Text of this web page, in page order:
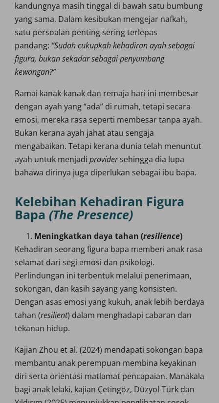
kandungnya masih tinggal di bawah satu bumbung
yang sama. Dalam kesibukan mengejar nafkah,
satu persoalan penting sering terlepas
pandang: “Sudah cukupkah kehadiran ayah sebagai
figura, bukan sekadar sebagai penyumbang
kewangan?”
Ramai kanak-kanak dan remaja hari ini membesar
dengan ayah yang “ada” di rumah, tetapi secara
emosi, mereka rasa seperti membesar tanpa ayah.
Bukan kerana ayah jahat atau sengaja
mengabaikan. Tetapi kerana dunia telah menuntut
ayah untuk menjadi providersehingga dia lupa
bahawa dirinya juga diperlukan sebagai ibu bapa.
Kelebihan Kehadiran Figura
Bapa (The Presence)
Meningkatkan daya tahan (resilience)
Kehadiran seorang figura bapa memberi anak rasa
selamat dari segi emosi dan psikologi.
Perlindungan ini terbentuk melalui penerimaan,
sokongan, dan kasih sayang yang konsisten.
Dengan asas emosi yang kukuh, anak lebih berdaya
tahan (resilient) dalam menghadapi cabaran dan
tekanan hidup.
Kajian Zhou et al. (2024) mendapati sokongan bapa
membantu anak perempuan membina keyakinan
diri serta orientasi matlamat pencapaian. Manakala
bagi anak lelaki, kajian Çetingöz, Düzyol-Türk dan